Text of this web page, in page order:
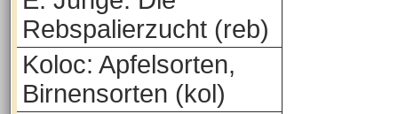
Rebspalierzucht (reb)
Koloc: Apfelsorten,
Birnensorten (kol)